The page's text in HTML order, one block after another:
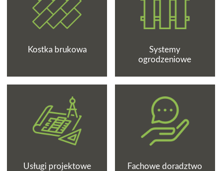
Kostka brukowa
Systemy
ogrodzeniowe
Usługi projektowe Fachowe doradztwo